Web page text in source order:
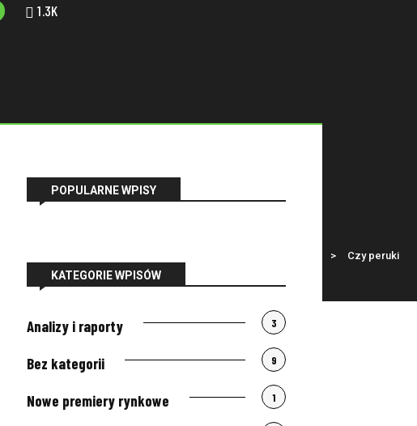
1.3K
>
Czy peruki
POPULARNE WPISY
KATEGORIE WPISÓW
Analizy i raporty 3
Bez kategorii 9
Nowe premiery rynkowe 1